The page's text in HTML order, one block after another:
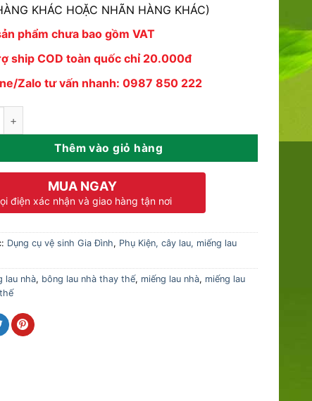
KHÁC HOẶC NHÃN HÀNG KHÁC)
phẩm chưa bao gồm VAT
ship COD toàn quốc chỉ 20.000đ
Zalo tư vấn nhanh: 0987 850 222
Nhà Thay Thế OKwife HD-7020-1 số lượng
Thêm vào giỏ hàng
MUA NGAY
điện xác nhận và giao hàng tận nơi
Dụng cụ vệ sinh Gia Đình, Phụ Kiện, cây lau, miếng lau
lau nhà, bông lau nhà thay thế, miếng lau nhà, miếng lau